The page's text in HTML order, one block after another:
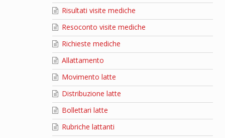
Risultati visite mediche
Resoconto visite mediche
Richieste mediche
Allattamento
Movimento latte
Distribuzione latte
Bollettari latte
Rubriche lattanti